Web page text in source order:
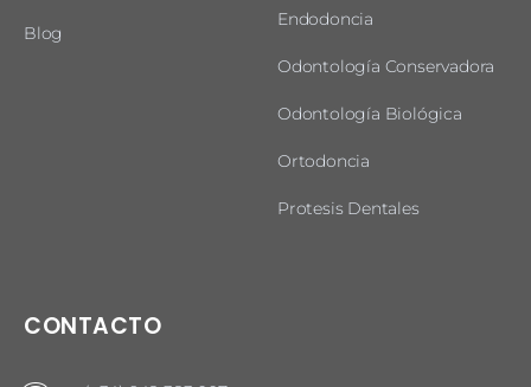
Blog
Endodoncia
Odontología Conservadora
Odontología Biológica
Ortodoncia
Protesis Dentales
CONTACTO